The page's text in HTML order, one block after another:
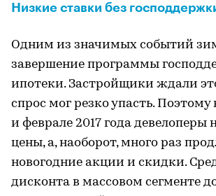
Низкие ставки без
Одним из значимых событий
завершение программы
ипотеки. Застройщики ждали
спрос мог резко упасть. Поэтому
и феврале 2017 года девелоперы
цены, а, наоборот, много раз
новогодние акции и скидки.
дисконта в массовом сегменте